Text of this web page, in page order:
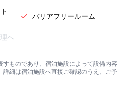
バリアフリールーム
へ
ものであり、宿泊施設によって設備内容
詳細は宿泊施設へ直接ご確認のうえ、ご予